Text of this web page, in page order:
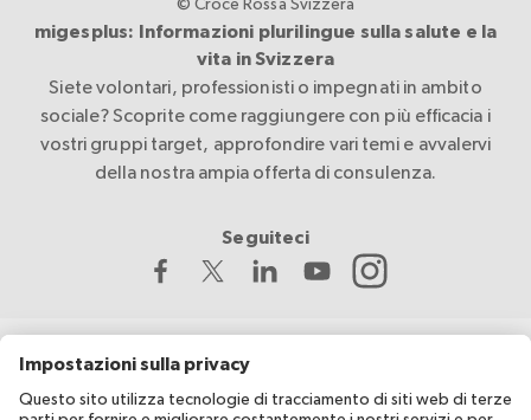
migesplus: Informazioni plurilingue sulla salute e la
vita in Svizzera
Siete volontari, professionisti o impegnati in ambito
sociale? Scoprite come raggiungere con più efficacia i
vostri gruppi target, approfondire vari temi e avvalervi
della nostra ampia offerta di consulenza.
Seguiteci